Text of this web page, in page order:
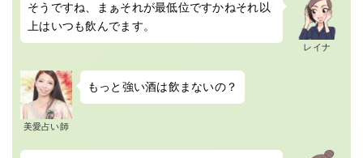
レイナ
そうですね、まぁそれが最低位ですかねそれ以
上はいつも飲んでます。
美愛占い師
もっと強い酒は飲まないの？